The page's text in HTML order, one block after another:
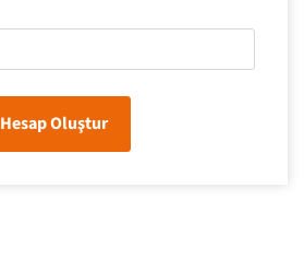
Hesap Oluştur